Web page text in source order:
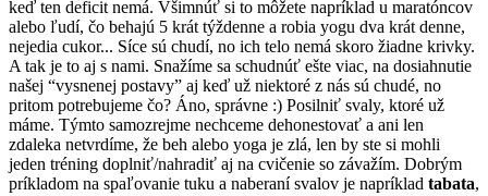
keď ten deficit nemá. Všimnúť si to môžete napríklad u maratóncov
alebo ľudí, čo behajú 5 krát týždenne a robia yogu dva krát denne,
nejedia cukor... Síce sú chudí, no ich telo nemá skoro žiadne krivky.
A tak je to aj s nami. Snažíme sa schudnúť ešte viac, na dosiahnutie
našej “vysnenej postavy” aj keď už niektoré z nás sú chudé, no
pritom potrebujeme čo? Áno, správne :) Posilniť svaly, ktoré už
máme. Týmto samozrejme nechceme dehonestovať a ani len
zdaleka netvrdíme, že beh alebo yoga je zlá, len by ste si mohli
jeden tréning doplniť/nahradiť aj na cvičenie so závažím. Dobrým
príkladom na spaľovanie tuku a naberaní svalov je napríklad tabata,